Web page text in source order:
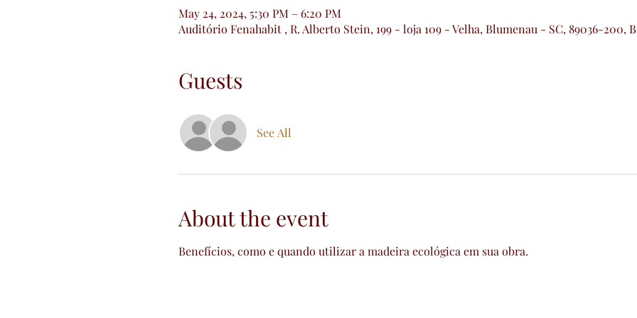
May 24, 2024, 5:30 PM – 6:20 PM
Auditório Fenahabit , R. Alberto Stein, 199 - loja 109 - Velha, Blumenau - SC, 89036-200,
Guests
See All
About the event
Benefícios, como e quando utilizar a madeira ecológica em sua obra.